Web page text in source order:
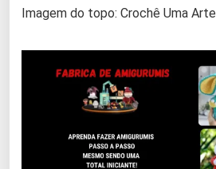
Imagem do topo: Crochê Uma Arte